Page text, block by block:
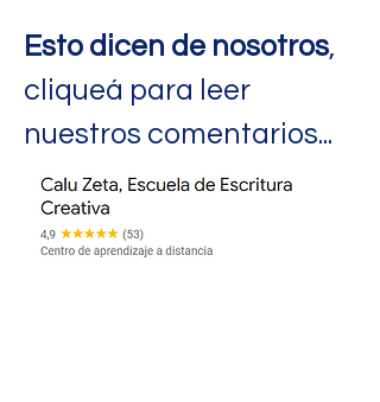
Esto dicen de nosotros,
cliqueá para leer
nuestros comentarios...